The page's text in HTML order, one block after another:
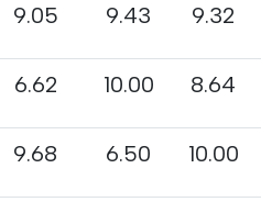
9.32
9.43
9.05
8.64
10.00
6.62
10.00
6.50
9.68